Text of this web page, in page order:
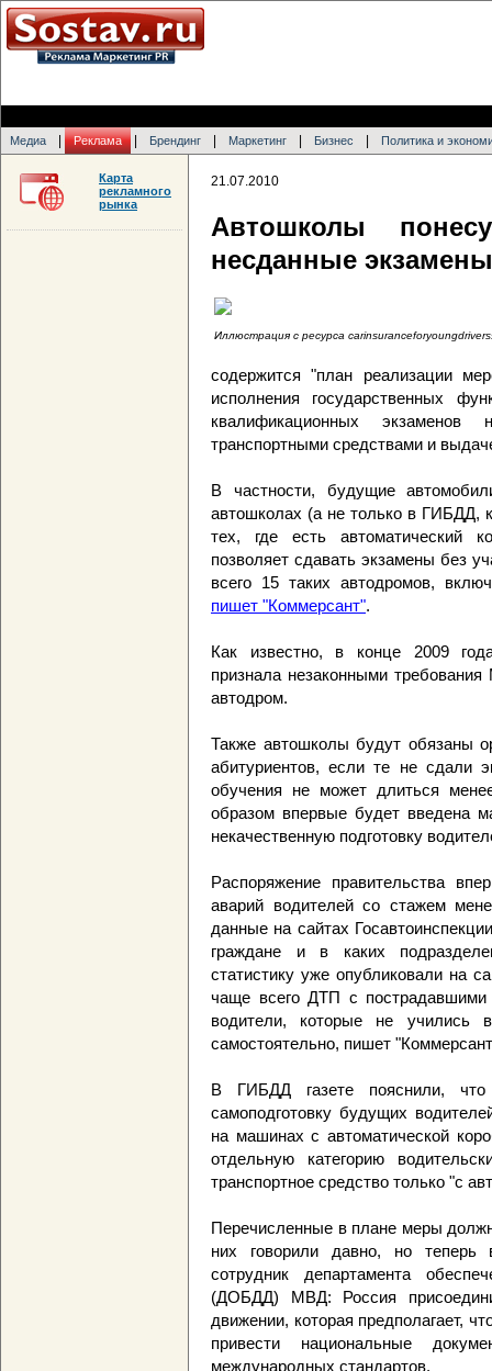
Медиа Реклама Брендинг Маркетинг Бизнес Политика и
21.07.2010
Автошколы
несданные
Иллюстрация с ресурса
содержится "план реализации
исполнения государственных
квалификационных
транспортными средствами и
В частности, будущие
автошколах (а не только в ГИБДД,
тех, где есть автоматический
позволяет сдавать экзамены без
всего 15 таких автодромов,
пишет "Коммерсант".
Как известно, в конце 2009
признала незаконными
автодром.
Также автошколы будут обязаны
абитуриентов, если те не сдали
обучения не может длиться
образом впервые будет введена
некачественную подготовку
Распоряжение правительства
аварий водителей со стажем
данные на сайтах
граждане и в каких
статистику уже опубликовали на
чаще всего ДТП с
водители, которые не учились
самостоятельно, пишет
В ГИБДД газете пояснили, что
самоподготовку будущих
на машинах с автоматической
отдельную категорию
транспортное средство только "с
Перечисленные в плане меры
них говорили давно, но
сотрудник департамента
(ДОБДД) МВД: Россия
движении, которая предполагает,
привести национальные
международных стандартов.
Карта
рекламного
рынка